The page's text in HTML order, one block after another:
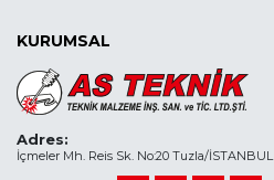
KURUMSAL
Adres:
İçmeler Mh. Reis Sk. No:20 Tuzla/İSTANBUL